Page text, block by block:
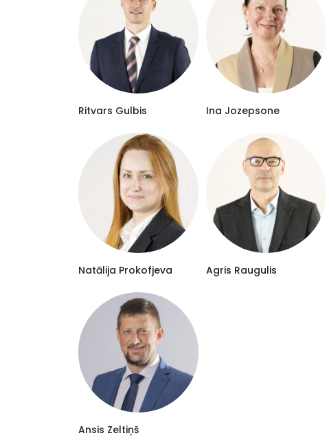
Ritvars Gulbis Ina Jozepsone
Natālija Prokofjeva Agris Raugulis
Ansis Zeltiņš